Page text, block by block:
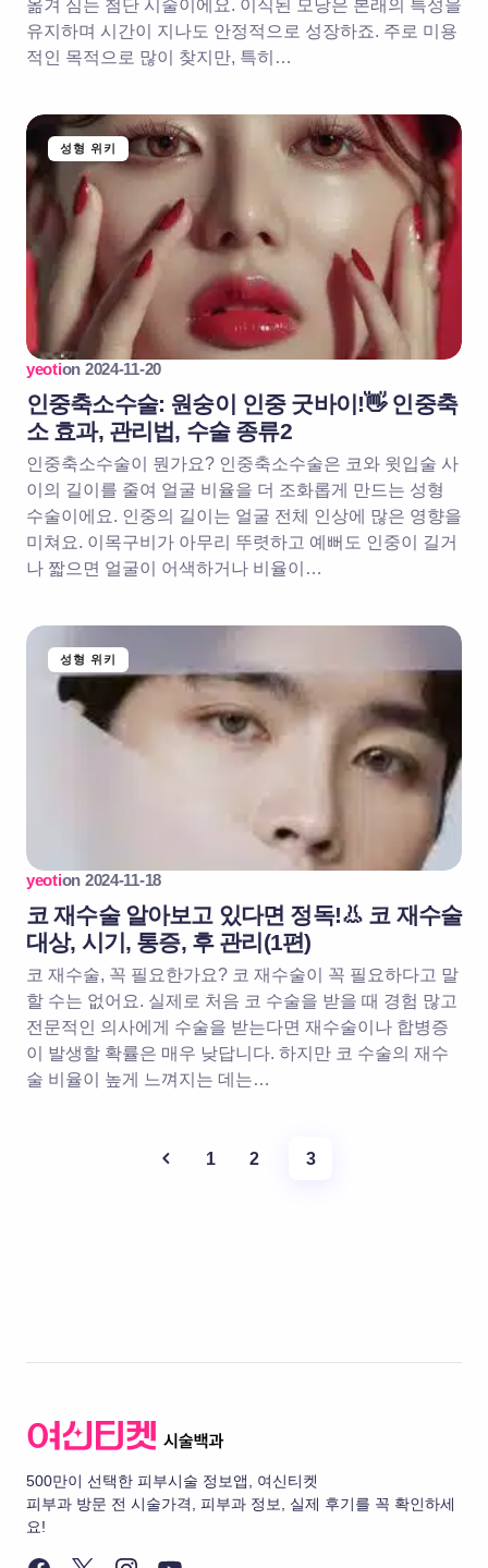
옮겨 심는 첨단 시술이에요. 이식된 모낭은 본래의 특성을
유지하며 시간이 지나도 안정적으로 성장하죠. 주로 미용
적인 목적으로 많이 찾지만, 특히…
성형 위키
yeotion 2024-11-20
인중축소수술: 원숭이 인중 굿바이!👋 인중축
소 효과, 관리법, 수술 종류2
인중축소수술이 뭔가요? 인중축소수술은 코와 윗입술 사
이의 길이를 줄여 얼굴 비율을 더 조화롭게 만드는 성형
수술이에요. 인중의 길이는 얼굴 전체 인상에 많은 영향을
미쳐요. 이목구비가 아무리 뚜렷하고 예뻐도 인중이 길거
나 짧으면 얼굴이 어색하거나 비율이…
성형 위키
yeotion 2024-11-18
코 재수술 알아보고 있다면 정독!👃 코 재수술
대상, 시기, 통증, 후 관리(1편)
코 재수술, 꼭 필요한가요? 코 재수술이 꼭 필요하다고 말
할 수는 없어요. 실제로 처음 코 수술을 받을 때 경험 많고
전문적인 의사에게 수술을 받는다면 재수술이나 합병증
이 발생할 확률은 매우 낮답니다. 하지만 코 수술의 재수
술 비율이 높게 느껴지는 데는…
1 2 3
500만이 선택한 피부시술 정보앱, 여신티켓
피부과 방문 전 시술가격, 피부과 정보, 실제 후기를 꼭 확인하세
요!